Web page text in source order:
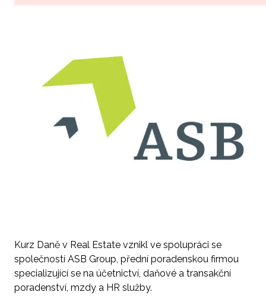
Kurz Daně v Real Estate vznikl ve spolupráci se
společností ASB Group, přední poradenskou firmou
specializující se na účetnictví, daňové a transakční
poradenství, mzdy a HR služby.